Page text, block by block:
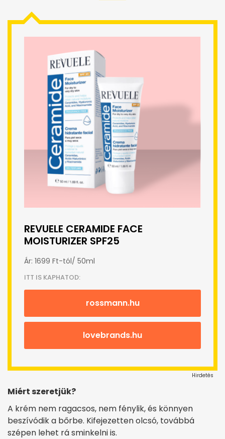
REVUELE CERAMIDE FACE
MOISTURIZER SPF25
Ár: 1699 Ft-tól/ 50ml
ITT IS KAPHATOD:
rossmann.hu
lovebrands.hu
Hirdetés
Miért szeretjük?
A krém nem ragacsos, nem fénylik, és könnyen
beszívódik a bőrbe. Kifejezetten olcsó, továbbá
szépen lehet rá sminkelni is.